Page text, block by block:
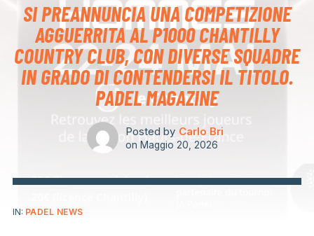
SI PREANNUNCIA UNA COMPETIZIONE
AGGUERRITA AL P1000 CHANTILLY
COUNTRY CLUB, CON DIVERSE SQUADRE
IN GRADO DI CONTENDERSI IL TITOLO.
PADEL MAGAZINE
Posted by Carlo Bri
on Maggio 20, 2026
IN: PADEL NEWS